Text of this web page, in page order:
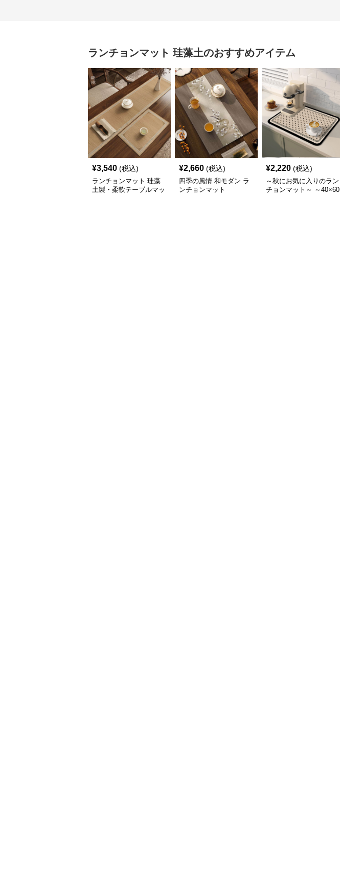
ランチョンマット 珪藻土のおすすめアイテム
¥3,540 (税込)
ランチョンマット 珪藻
土製・柔軟テーブルマッ
¥2,660 (税込)
四季の風情 和モダン ラ
ンチョンマット
¥2,220 (税込)
～秋にお気に入りのラン
チョンマット～ ～40×60